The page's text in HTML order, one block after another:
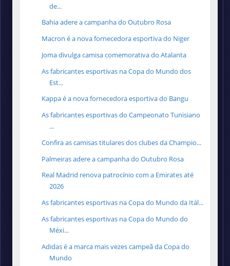
de...
Bahia adere a campanha do Outubro Rosa
Macron é a nova fornecedora esportiva do Niger
Joma divulga camisa comemorativa do Atalanta
As fabricantes esportivas na Copa do Mundo dos
Est...
Kappa é a nova fornecedora esportiva do Bangu
As fabricantes esportivas do Campeonato Tunisiano
...
Confira as camisas titulares dos clubes da Champio...
Palmeiras adere a campanha do Outubro Rosa
Real Madrid renova patrocínio com a Emirates até
2026
As fabricantes esportivas na Copa do Mundo da Itál...
As fabricantes esportivas na Copa do Mundo do
Méxi...
Adidas é a marca mais vezes campeã da Copa do
Mundo